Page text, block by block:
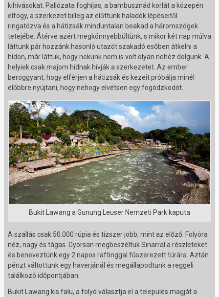
kihívásokat. Pallózata foghíjas, a bambusznád korlát a közepén
elfogy, a szerkezet billeg az előttünk haladók lépéseitől
ringatózva és a hátizsák minduntalan beakad a háromszögek
tetejébe. Átérve azért megkönnyebbültünk, s mikor két nap múlva
láttunk pár hozzánk hasonló utazót szakadó esőben átkelni a
hídon, már láttuk, hogy nekünk nem is volt olyan nehéz dolgunk. A
helyiek csak majom hídnak hívják a szerkezetet. Az ember
beroggyant, hogy elférjen a hátizsák és kezeit próbálja minél
előbbre nyújtani, hogy nehogy elvétsen egy fogódzkodót.
Bukit Lawang a Gunung Leuser Nemzeti Park kaputa
A szállás csak 50.000 rúpia és tízszer jobb, mint az előző. Folyóra
néz, nagy és tágas. Gyorsan megbeszéltük Sinarral a részleteket
és beneveztünk egy 2 napos raftinggal fűszerezett túrára. Aztán
pénzt váltottunk egy haverjánál és megállapodtunk a reggeli
találkozó időpontjában.
Bukit Lawang kis falu, a folyó választja el a település magját a